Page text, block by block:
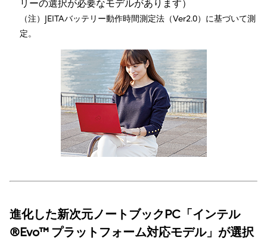
リーの選択が必要なモデルがあります）
（注）JEITAバッテリー動作時間測定法（Ver2.0）に基づいて測
定。
進化した新次元ノートブックPC「インテル
®Evo™ プラットフォーム対応モデル」が選択